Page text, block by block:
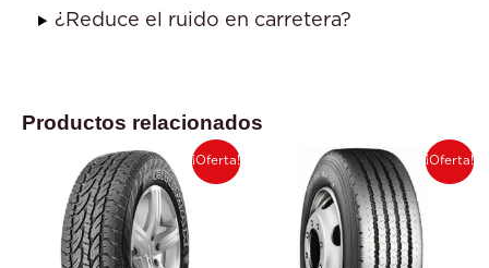
¿Reduce el ruido en carretera?
Productos relacionados
¡Oferta!
El
precio
original
era:
$ 570.000.
El
precio
¡Oferta!
El
precio
original
era:
$ 1.000.000.
El
precio